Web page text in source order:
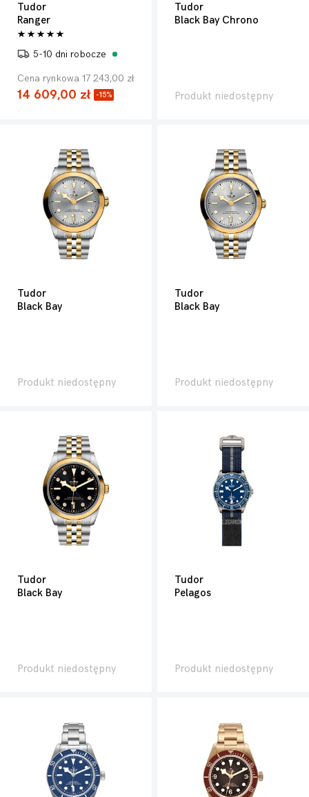
Tudor
Ranger
5-10 dni robocze
Cena rynkowa 17 243,00 zł
14 609,00 zł -15%
Tudor
Black Bay Chrono
Produkt niedostępny
Tudor
Black Bay
Produkt niedostępny
Tudor
Black Bay
Produkt niedostępny
Tudor
Black Bay
Produkt niedostępny
Tudor
Pelagos
Produkt niedostępny